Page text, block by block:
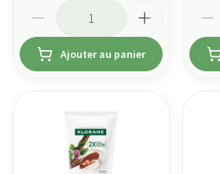
Ajouter au panier